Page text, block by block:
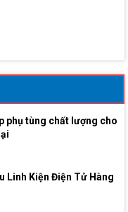
phụ tùng chất lượng cho
Linh Kiện Điện Tử Hàng